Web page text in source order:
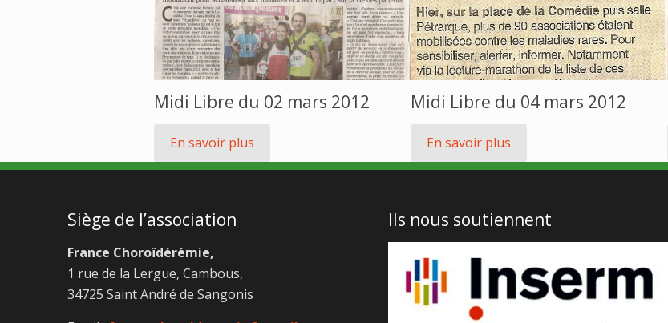
Midi Libre du 02 mars 2012
En savoir plus
Midi Libre du 04 mars 2012
En savoir plus
Siège de l’association
France Choroïdérémie,
1 rue de la Lergue, Cambous,
34725 Saint André de Sangonis
Ils nous soutiennent